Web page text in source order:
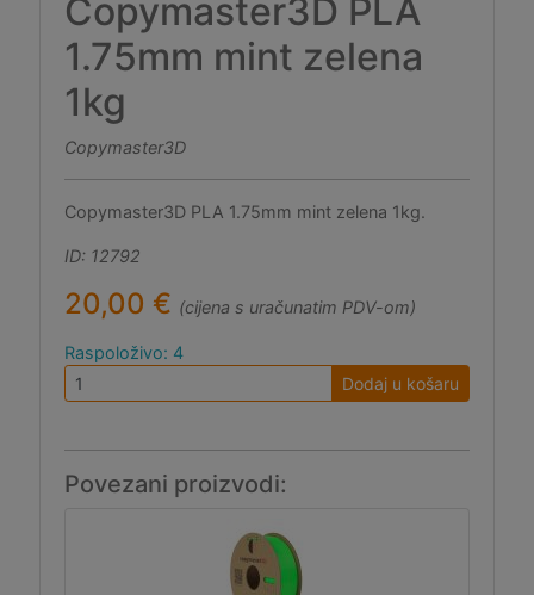
Copymaster3D PLA
1.75mm mint zelena
1kg
Copymaster3D
Copymaster3D PLA 1.75mm mint zelena 1kg.
ID: 12792
20,00 € (cijena s uračunatim PDV-om)
Raspoloživo: 4
Dodaj u košaru
Povezani proizvodi: